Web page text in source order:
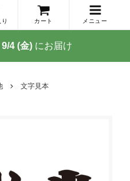
カート メニュー
9/4 (金) にお届け
文字見本